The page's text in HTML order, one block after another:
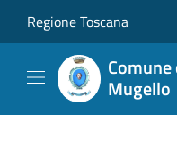
Regione Toscana
Mugello